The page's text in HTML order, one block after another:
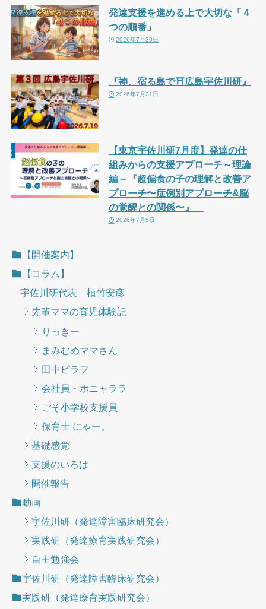
発達支援を進める上で大切な「４
つの順番」
2026年7月30日
『神、宿る島で⛩広島宇佐川研』
2026年7月21日
【東京宇佐川研7月度】発達の仕
組みからの支援アプローチ～理論
編～『超偏食の子の理解と改善ア
プローチ〜症例別アプローチ&脳
の覚醒との関係〜』
2026年7月5日
【開催案内】
【コラム】
宇佐川研代表 植竹安彦
先輩ママの育児体験記
りっきー
まみむめママさん
田中ピラフ
会社員・ホニャララ
ごそ小学校支援員
保育士 にゃー。
基礎感覚
支援のいろは
開催報告
動画
宇佐川研（発達障害臨床研究会）
実践研（発達療育実践研究会）
自主勉強会
宇佐川研（発達障害臨床研究会）
実践研（発達療育実践研究会）